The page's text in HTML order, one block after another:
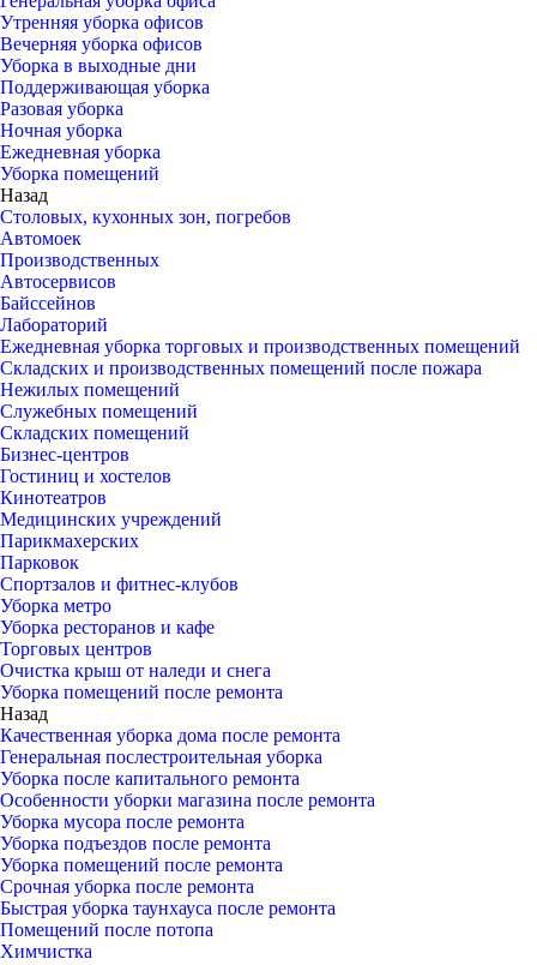
Утренняя уборка офисов
Вечерняя уборка офисов
Уборка в выходные дни
Поддерживающая уборка
Разовая уборка
Ночная уборка
Ежедневная уборка
Уборка помещений
Назад
Столовых, кухонных зон, погребов
Автомоек
Производственных
Автосервисов
Байссейнов
Лабораторий
Ежедневная уборка торговых и производственных помещений
Складских и производственных помещений после пожара
Нежилых помещений
Служебных помещений
Складских помещений
Бизнес-центров
Гостиниц и хостелов
Кинотеатров
Медицинских учреждений
Парикмахерских
Парковок
Спортзалов и фитнес-клубов
Уборка метро
Уборка ресторанов и кафе
Торговых центров
Очистка крыш от наледи и снега
Уборка помещений после ремонта
Назад
Качественная уборка дома после ремонта
Генеральная послестроительная уборка
Уборка после капитального ремонта
Особенности уборки магазина после ремонта
Уборка мусора после ремонта
Уборка подъездов после ремонта
Уборка помещений после ремонта
Срочная уборка после ремонта
Быстрая уборка таунхауса после ремонта
Помещений после потопа
Химчистка